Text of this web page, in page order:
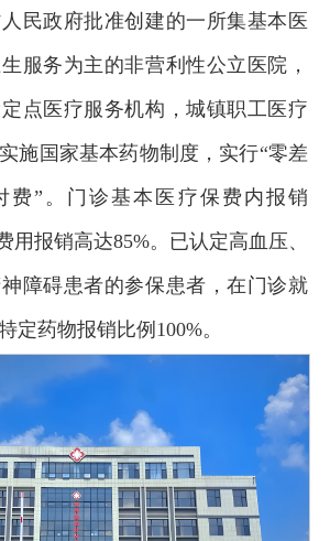
民政府批准创建的一所集基本医
服务为主的非营利性公立医院，
点医疗服务机构，城镇职工医疗
施国家基本药物制度，实行“零差
费”。门诊基本医疗保费内报销
用报销高达85%。已认定高血压、
障碍患者的参保患者，在门诊就
定药物报销比例100%。